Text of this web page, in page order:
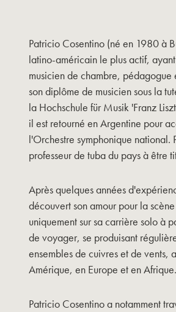
Patricio Cosentino (né en 1980 à
latino-américain le plus actif,
musicien de chambre,
son diplôme de musicien sous la
la Hochschule für Musik 'Franz
il est retourné en Argentine pour
l'Orchestre symphonique national.
professeur de tuba du pays à être
Après quelques années
découvert son amour pour la
uniquement sur sa carrière solo à
de voyager, se produisant
ensembles de cuivres et de vents,
Amérique, en Europe et en Afrique.
Patricio Cosentino a notamment